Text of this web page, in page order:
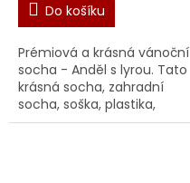
Do košíku
Prémiová a krásná vánoční
socha - Anděl s lyrou. Tato
krásná socha, zahradní
socha, soška, plastika,
dekorace je určena